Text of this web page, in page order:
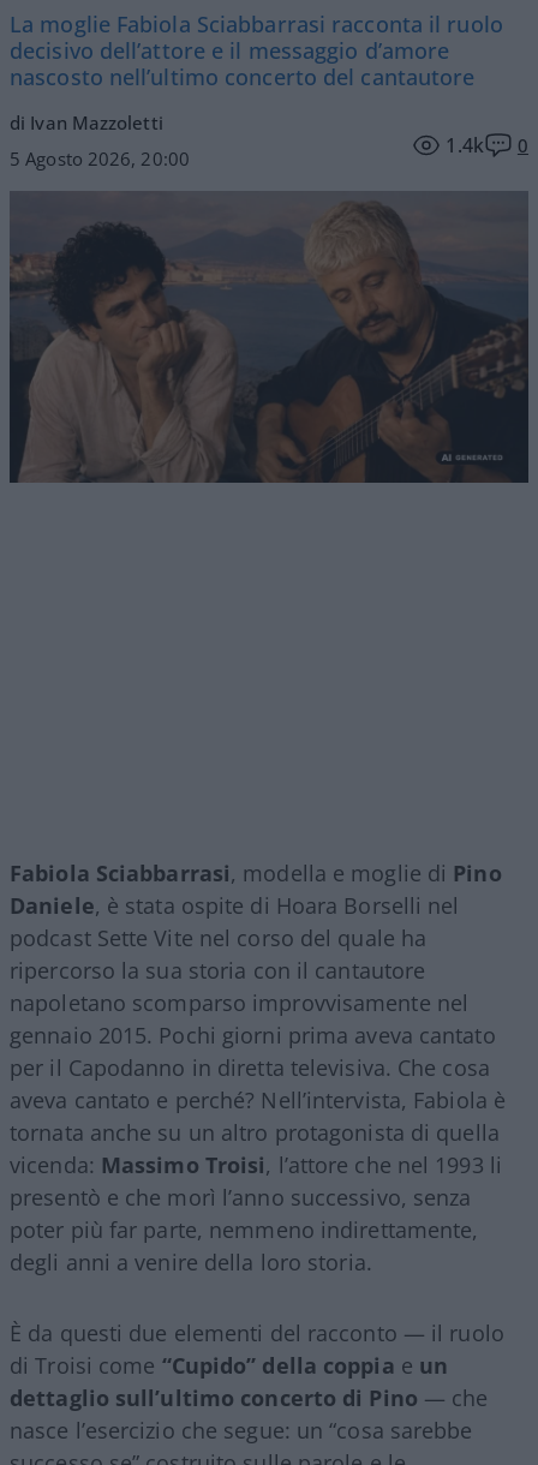
La moglie Fabiola Sciabbarrasi racconta il ruolo
decisivo dell’attore e il messaggio d’amore
nascosto nell’ultimo concerto del cantautore
di Ivan Mazzoletti
5 Agosto 2026, 20:00
1.4k 0
Fabiola Sciabbarrasi, modella e moglie di Pino
Daniele, è stata ospite di Hoara Borselli nel
podcast Sette Vite nel corso del quale ha
ripercorso la sua storia con il cantautore
napoletano scomparso improvvisamente nel
gennaio 2015. Pochi giorni prima aveva cantato
per il Capodanno in diretta televisiva. Che cosa
aveva cantato e perché? Nell’intervista, Fabiola è
tornata anche su un altro protagonista di quella
vicenda: Massimo Troisi, l’attore che nel 1993 li
presentò e che morì l’anno successivo, senza
poter più far parte, nemmeno indirettamente,
degli anni a venire della loro storia.
È da questi due elementi del racconto — il ruolo
di Troisi come “Cupido” della coppia e un
dettaglio sull’ultimo concerto di Pino — che
nasce l’esercizio che segue: un “cosa sarebbe